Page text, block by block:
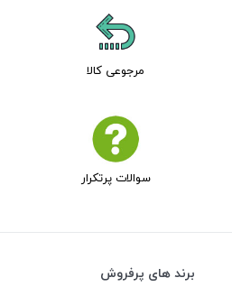
مرجوعی کالا
سوالات پرتکرار
برند های پرفروش